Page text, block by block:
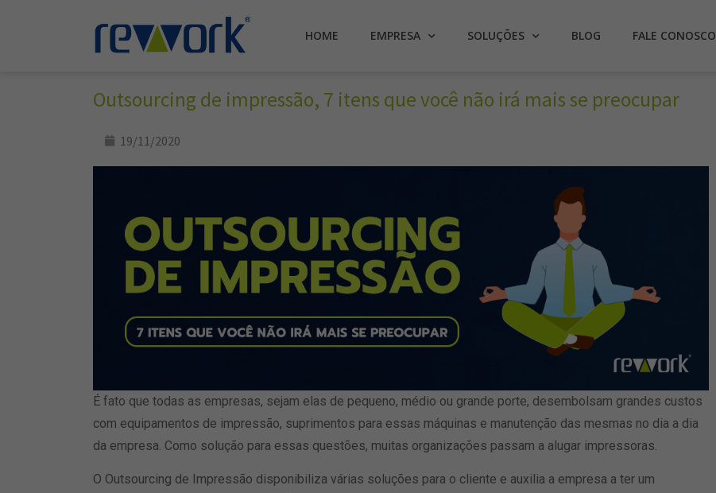
HOME EMPRESA SOLUÇÕES BLOG FALE CONOSCO
Outsourcing de impressão, 7 itens que você não irá mais se preocupar
19/11/2020
É fato que todas as empresas, sejam elas de pequeno, médio ou grande porte, desembolsam grandes custos
com equipamentos de impressão, suprimentos para essas máquinas e manutenção das mesmas no dia a dia
da empresa. Como solução para essas questões, muitas organizações passam a alugar impressoras.
O Outsourcing de Impressão disponibiliza várias soluções para o cliente e auxilia a empresa a ter um